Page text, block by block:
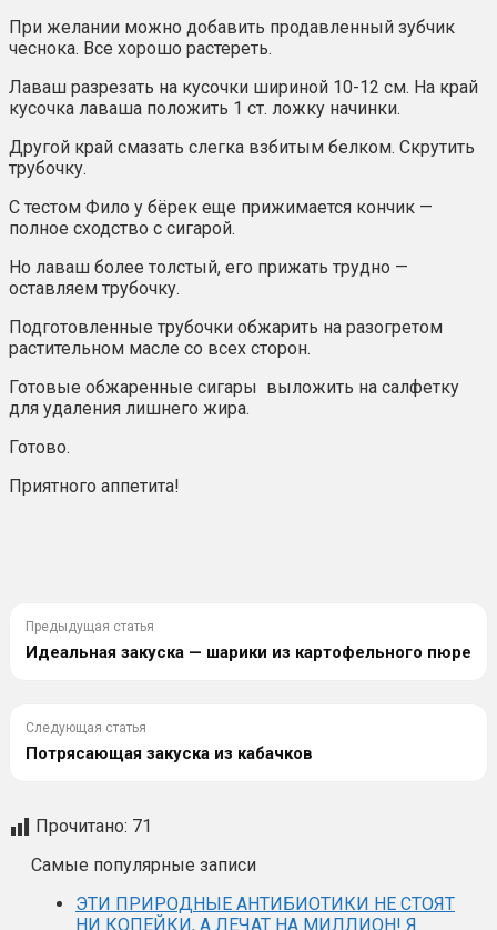
При желании можно добавить продавленный зубчик
чеснока. Все хорошо растереть.
Лаваш разрезать на кусочки шириной 10-12 см. На край
кусочка лаваша положить 1 ст. ложку начинки.
Другой край смазать слегка взбитым белком. Скрутить
трубочку.
С тестом Фило у бёрек еще прижимается кончик —
полное сходство с сигарой.
Но лаваш более толстый, его прижать трудно —
оставляем трубочку.
Подготовленные трубочки обжарить на разогретом
растительном масле со всех сторон.
Готовые обжаренные сигары выложить на салфетку
для удаления лишнего жира.
Готово.
Приятного аппетита!
Предыдущая статья
Идеальная закуска — шарики из картофельного пюре
Следующая статья
Потрясающая закуска из кабачков
Прочитано: 71
Самые популярные записи
ЭТИ ПРИРОДНЫЕ АНТИБИОТИКИ НЕ СТОЯТ
НИ КОПЕЙКИ, А ЛЕЧАТ НА МИЛЛИОН! Я